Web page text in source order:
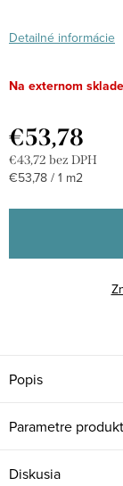
Detailné informácie
Na externom sklade
€53,78
€43,72 bez DPH
Jednotková
€53,78 / 1 m2
Popis
Parametre
Diskusia